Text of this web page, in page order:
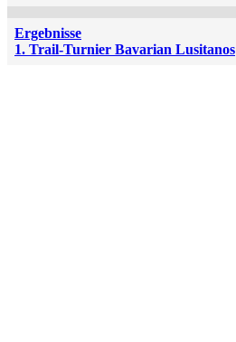
Ergebnisse
1. Trail-Turnier Bavarian Lusitanos